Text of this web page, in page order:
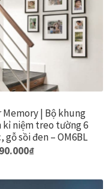
dầu
Memory | Bộ khung
kỉ niệm treo tường 6
gỗ sồi đen – OM6BL
₫